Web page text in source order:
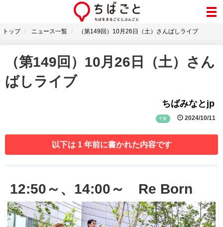
トップ ニュース一覧 （第149回）10月26日（土）さんばしライブ
（第149回）10月26日（土）さん
ばしライブ
ちばみなとjp
千葉 2024/10/11
以下は 1 年前に書かれた内容です
12:50～、14:00～ Re Born